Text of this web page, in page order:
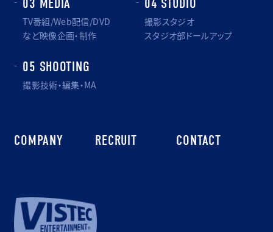
03 MEDIA
TV番組/Web配信/DVD
など映像企画・制作
04 STUDIO
撮影スタジオ
スタジオ部ドールアップ
05 SHOOTING
撮影技術・編集・MA
COMPANY RECRUIT CONTACT